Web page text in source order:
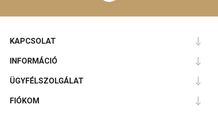
KAPCSOLAT
INFORMÁCIÓ
ÜGYFÉLSZOLGÁLAT
FIÓKOM